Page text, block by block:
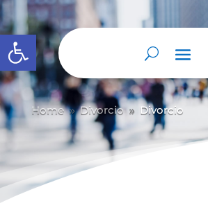
Abrir barra de herramientas
Home 9 Divorcio 9 Divorcio